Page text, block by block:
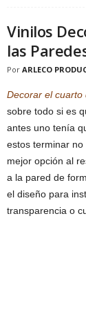
Vinilos
las
Por ARLECO
Decorar el cuarto
sobre todo si es
antes uno tenía
estos terminar
mejor opción al
a la pared de
el diseño para
transparencia o